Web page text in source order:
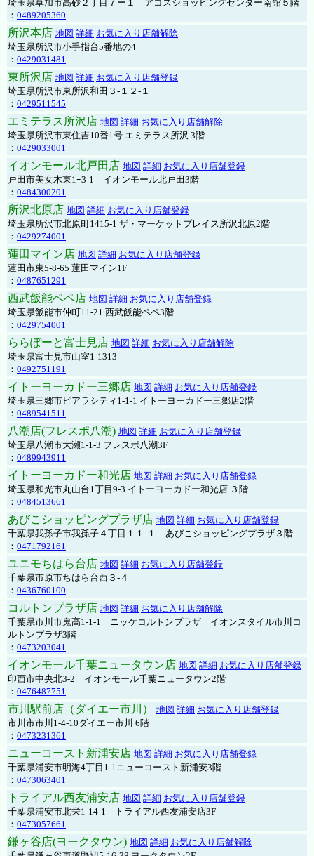
埼玉県草加市高砂２丁目７ー１ アコスショッピングセンター南館５階
： 0489205360
所沢本店 地図 詳細 お気に入り店舗解除
埼玉県所沢市小手指台5番地の4
： 0429031481
東所沢店 地図 詳細 お気に入り店舗登録
埼玉県所沢市東所沢和田３-１２-１
： 0429511545
エミテラス所沢店 地図 詳細 お気に入り店舗解除
埼玉県所沢市東住吉10番1号 エミテラス所沢 3階
： 0429033001
イオンモール北戸田店 地図 詳細 お気に入り店舗登録
戸田市美女木東1ｰ3‐1 イオンモール北戸田3階
： 0484300201
所沢北原店 地図 詳細 お気に入り店舗登録
埼玉県所沢市北原町1415-1 ザ・マーケットプレイス所沢北原2階
： 0429274001
蓮田マイン店 地図 詳細 お気に入り店舗登録
蓮田市東5-8-65 蓮田マイン1F
： 0487651291
西武飯能ペペ店 地図 詳細 お気に入り店舗登録
埼玉県飯能市仲町11-21 西武飯能ペペ3階
： 0429754001
ららぽーと富士見店 地図 詳細 お気に入り店舗解除
埼玉県富士見市山室1-1313
： 0492751191
イトーヨーカドー三郷店 地図 詳細 お気に入り店舗登録
埼玉県三郷市ピアラシティ1-1-1 イトーヨーカドー三郷店2階
： 0489541511
八潮店(フレスポ八潮) 地図 詳細 お気に入り店舗登録
埼玉県八潮市大瀬1-1-3 フレスポ八潮3F
： 0489943911
イトーヨーカドー和光店 地図 詳細 お気に入り店舗登録
埼玉県和光市丸山台1丁目9-3 イトーヨーカドー和光店 ３階
： 0484513661
あびこショッピングプラザ店 地図 詳細 お気に入り店舗登録
千葉県我孫子市我孫子４丁目１１-１ あびこショッピングプラザ３階
： 0471792161
ユニモちはら台店 地図 詳細 お気に入り店舗登録
千葉県市原市ちはら台西３-４
： 0436760100
コルトンプラザ店 地図 詳細 お気に入り店舗解除
千葉県市川市鬼高1-1-1 ニッケコルトンプラザ イオンスタイル市川コ
ルトンプラザ3階
： 0473203041
イオンモール千葉ニュータウン店 地図 詳細 お気に入り店舗登録
印西市中央北3-2 イオンモール千葉ニュータウン2階
： 0476487751
市川駅前店（ダイエー市川） 地図 詳細 お気に入り店舗登録
市川市市川1-4-10ダイエー市川 6階
： 0473231361
ニューコースト新浦安店 地図 詳細 お気に入り店舗登録
千葉県浦安市明海4丁目1-1ニューコースト新浦安3階
： 0473063401
トライアル西友浦安店 地図 詳細 お気に入り店舗登録
千葉県浦安市北栄1-14-1 トライアル西友浦安店3F
： 0473057661
鎌ヶ谷店(ヨークタウン) 地図 詳細 お気に入り店舗解除